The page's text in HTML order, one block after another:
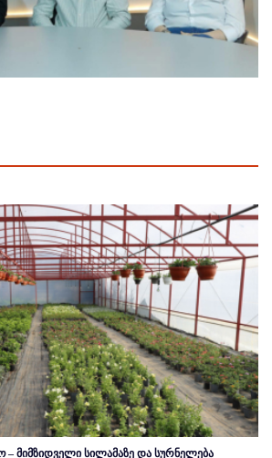
– მიმზიდველი სილამაზე და სურნელება